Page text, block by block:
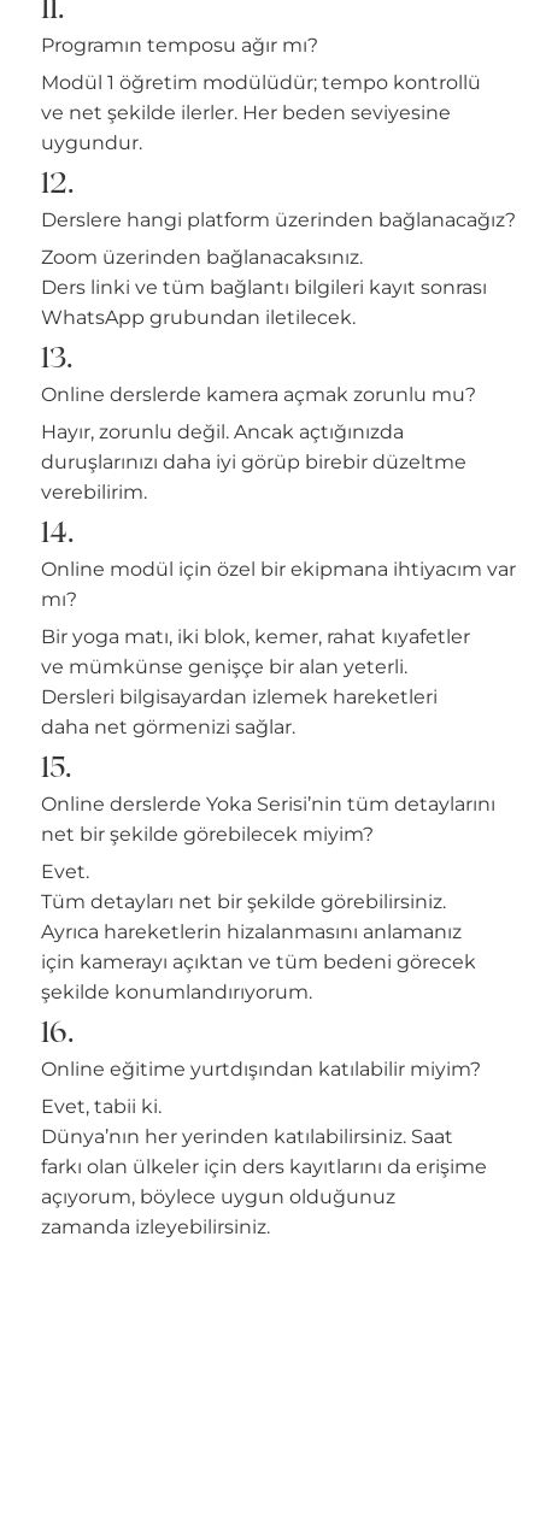
Programın temposu ağır mı?
Modül 1 öğretim modülüdür; tempo kontrollü
ve net şekilde ilerler. Her beden seviyesine
uygundur.
12.
Derslere hangi platform üzerinden bağlanacağız?
Zoom üzerinden bağlanacaksınız.
Ders linki ve tüm bağlantı bilgileri kayıt sonrası
WhatsApp grubundan iletilecek.
13.
Online derslerde kamera açmak zorunlu mu?
Hayır, zorunlu değil. Ancak açtığınızda
duruşlarınızı daha iyi görüp birebir düzeltme
verebilirim.
14.
Online modül için özel bir ekipmana ihtiyacım var
mı?
Bir yoga matı, iki blok, kemer, rahat kıyafetler
ve mümkünse genişçe bir alan yeterli.
Dersleri bilgisayardan izlemek hareketleri
daha net görmenizi sağlar.
15.
Online derslerde Yoka Serisi’nin tüm detaylarını
net bir şekilde görebilecek miyim?
Evet.
Tüm detayları net bir şekilde görebilirsiniz.
Ayrıca hareketlerin hizalanmasını anlamanız
için kamerayı açıktan ve tüm bedeni görecek
şekilde konumlandırıyorum.
16.
Online eğitime yurtdışından katılabilir miyim?
Evet, tabii ki.
Dünya’nın her yerinden katılabilirsiniz. Saat
farkı olan ülkeler için ders kayıtlarını da erişime
açıyorum, böylece uygun olduğunuz
zamanda izleyebilirsiniz.